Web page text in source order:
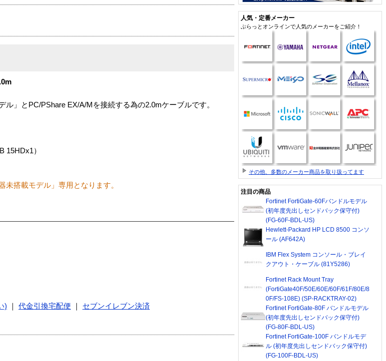
」とPC/PShare EX/A/Mを接続する為の2.0mケーブルです。
）
搭載モデル」専用となります。
) 代金引換宅配便
セブンイレブン決済
人気・定番メーカー
ぷらっとオンラインで人気のメーカーをご紹介！
その他、多数のメーカー商品を取り扱ってます
注目の商品
Fortinet FortiGate-60Fバンドルモデル
(初年度先出しセンドバック保守付)
(FG-60F-BDL-US)
Hewlett-Packard HP LCD 8500 コンソ
ール (AF642A)
IBM Flex System コンソール・ブレイ
クアウト・ケーブル (81Y5286)
Fortinet Rack Mount Tray
(FortiGate40F/50E/60E/60F/61F/80E/8
0F/FS-108E) (SP-RACKTRAY-02)
Fortinet FortiGate-80F バンドルモデル
(初年度先出しセンドバック保守付)
(FG-80F-BDL-US)
Fortinet FortiGate-100F バンドルモデ
ル (初年度先出しセンドバック保守付)
(FG-100F-BDL-US)